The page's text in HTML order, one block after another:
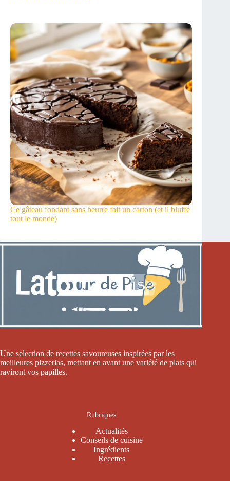
Ce gâteau fondant sans beurre fait un carton (et il bluffe
tout le monde)
Une selection de recettes savoureuses inspirées par les
meilleures pizzerias, mettant en avant une variété de plats qui
raviront vos papilles.
Rubriques
Actualités
Conseils de cuisine
Ingrédients
Recettes